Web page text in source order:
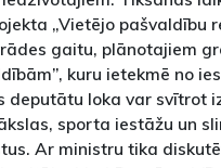
„Vietējo pašvaldību
gaitu, plānotajiem
kuru ietekmē no
deputātu loka var svītrot
sporta iestāžu un
Ar ministru tika